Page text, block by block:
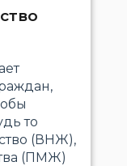
то
(ВНЖ),
(ПМЖ)